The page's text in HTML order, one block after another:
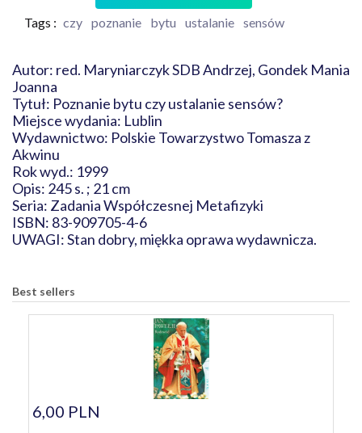
Tags : czy poznanie bytu ustalanie sensów
Autor: red. Maryniarczyk SDB Andrzej, Gondek Mania
Joanna
Tytuł: Poznanie bytu czy ustalanie sensów?
Miejsce wydania: Lublin
Wydawnictwo: Polskie Towarzystwo Tomasza z
Akwinu
Rok wyd.: 1999
Opis: 245 s. ; 21 cm
Seria: Zadania Współczesnej Metafizyki
ISBN: 83-909705-4-6
UWAGI: Stan dobry, miękka oprawa wydawnicza.
Best sellers
6,00 PLN